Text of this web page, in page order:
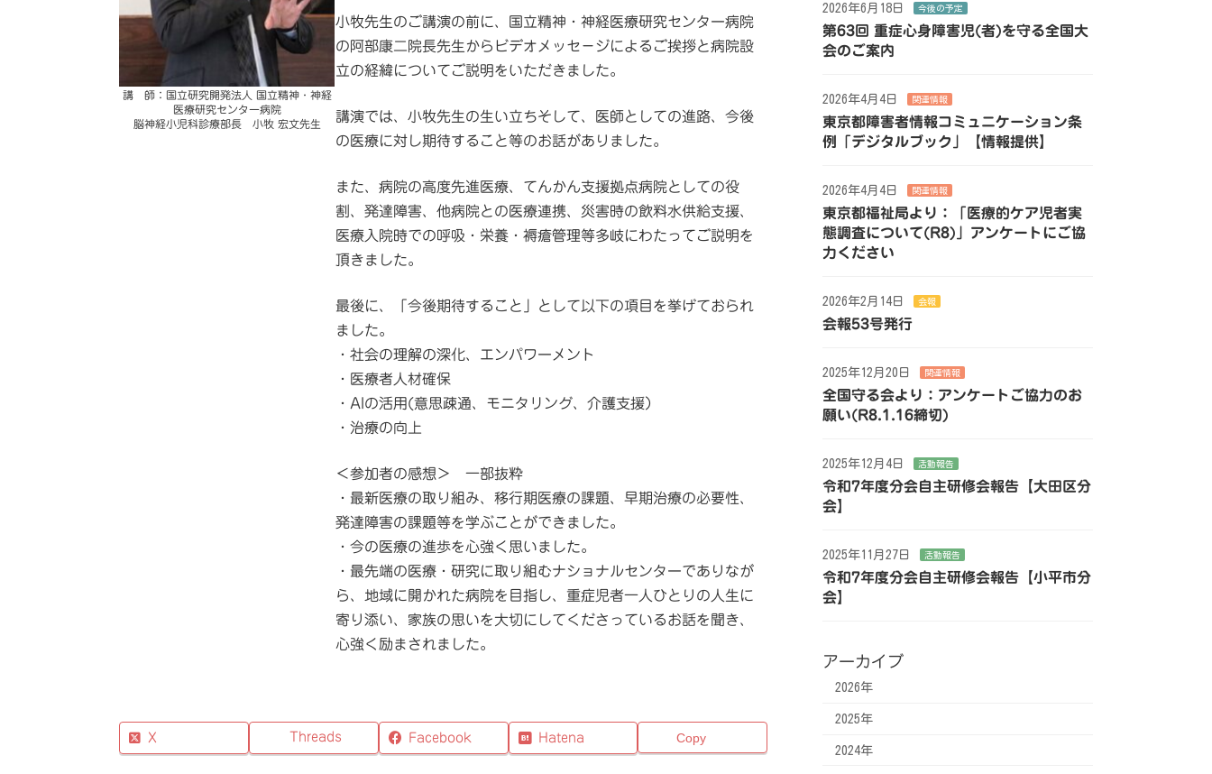
講 師：国立研究開発法人 国立精神・神経
医療研究センター病院
脳神経小児科診療部長 小牧 宏文先生
小牧先生のご講演の前に、国立精神・神経医療研究センター病院
の阿部康二院長先生からビデオメッセ－ジによるご挨拶と病院設
立の経緯についてご説明をいただきました。
講演では、小牧先生の生い立ちそして、医師としての進路、今後
の医療に対し期待すること等のお話がありました。
また、病院の高度先進医療、てんかん支援拠点病院としての役
割、発達障害、他病院との医療連携、災害時の飲料水供給支援、
医療入院時での呼吸・栄養・褥瘡管理等多岐にわたってご説明を
頂きました。
最後に、「今後期待すること」として以下の項目を挙げておられ
ました。
・社会の理解の深化、エンパワーメント
・医療者人材確保
・AIの活用(意思疎通、モニタリング、介護支援）
・治療の向上
＜参加者の感想＞ 一部抜粋
・最新医療の取り組み、移行期医療の課題、早期治療の必要性、
発達障害の課題等を学ぶことができました。
・今の医療の進歩を心強く思いました。
・最先端の医療・研究に取り組むナショナルセンターでありなが
ら、地域に開かれた病院を目指し、重症児者一人ひとりの人生に
寄り添い、家族の思いを大切にしてくださっているお話を聞き、
心強く励まされました。
Facebook
X Threads Hatena Copy
2026年6月18日 今後の予定
第63回 重症心身障害児(者)を守る全国大
会のご案内
2026年4月4日 関連情報
東京都障害者情報コミュニケーション条
例「デジタルブック」【情報提供】
2026年4月4日 関連情報
東京都福祉局より：「医療的ケア児者実
態調査について(R8)」アンケートにご協
力ください
2026年2月14日 会報
会報53号発行
2025年12月20日 関連情報
全国守る会より：アンケートご協力のお
願い(R8.1.16締切)
2025年12月4日 活動報告
令和7年度分会自主研修会報告【大田区分
会】
2025年11月27日 活動報告
令和7年度分会自主研修会報告【小平市分
会】
アーカイブ
2026年
2025年
2024年